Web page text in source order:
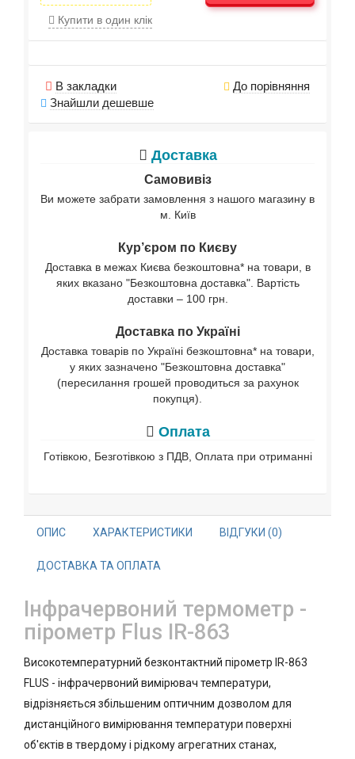
Купити в один клік
В закладки
До порівняння
Знайшли дешевше
Доставка
Самовивіз
Ви можете забрати замовлення з нашого магазину в
м. Київ
Кур’єром по Києву
Доставка в межах Києва безкоштовна* на товари, в
яких вказано "Безкоштовна доставка". Вартість
доставки – 100 грн.
Доставка по Україні
Доставка товарів по Україні безкоштовна* на товари,
у яких зазначено "Безкоштовна доставка"
(пересилання грошей проводиться за рахунок
покупця).
Оплата
Готівкою, Безготівкою з ПДВ, Оплата при отриманні
ОПИС ХАРАКТЕРИСТИКИ ВІДГУКИ (0)
ДОСТАВКА ТА ОПЛАТА
Інфрачервоний термометр -
пірометр Flus IR-863
Високотемпературний безконтактний пірометр IR-863
FLUS - інфрачервоний вимірювач температури,
відрізняється збільшеним оптичним дозволом для
дистанційного вимірювання температури поверхні
об'єктів в твердому і рідкому агрегатних станах,